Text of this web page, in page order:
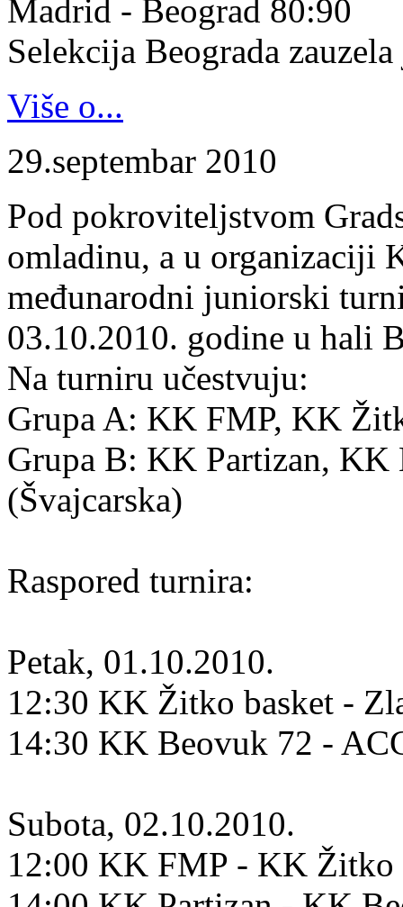
Madrid - Beograd 80:90
Selekcija Beograda
Više o...
29.septembar 2010
Pod pokroviteljstvom
omladinu, a u organizaciji
međunarodni juniorski
03.10.2010. godine u hali
Na turniru učestvuju:
Grupa A: KK FMP, KK
Grupa B: KK Partizan, KK
(Švajcarska)
Raspored turnira:
Petak, 01.10.2010.
12:30 KK Žitko basket -
14:30 KK Beovuk 72 -
Subota, 02.10.2010.
12:00 KK FMP - KK Žitko